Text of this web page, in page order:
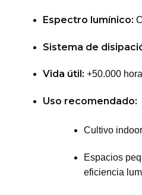
Espectro lumínico:
Sistema de
Vida útil: +50.000
Uso recomendado:
Cultivo
Espacios
eficiencia